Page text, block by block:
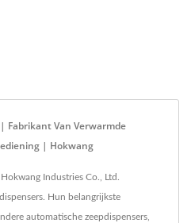
Fabrikant Van Verwarmde
| Hokwang
Industries Co., Ltd.
Hun belangrijkste
automatische zeepdispensers,